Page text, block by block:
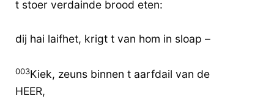
t stoer verdainde brood eten:
dij hai laifhet, krigt t van hom in sloap –
003Kiek, zeuns binnen t aarfdail van de
HEER,